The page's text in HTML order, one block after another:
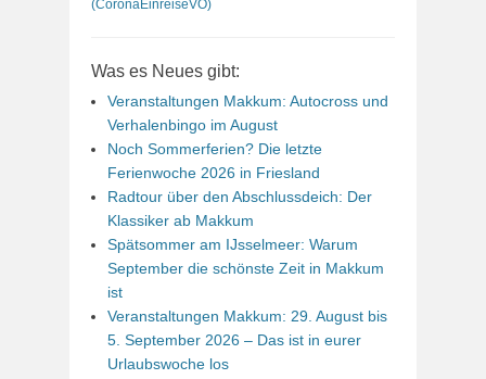
(CoronaEinreiseVO)
Was es Neues gibt:
Veranstaltungen Makkum: Autocross und
Verhalenbingo im August
Noch Sommerferien? Die letzte
Ferienwoche 2026 in Friesland
Radtour über den Abschlussdeich: Der
Klassiker ab Makkum
Spätsommer am IJsselmeer: Warum
September die schönste Zeit in Makkum
ist
Veranstaltungen Makkum: 29. August bis
5. September 2026 – Das ist in eurer
Urlaubswoche los